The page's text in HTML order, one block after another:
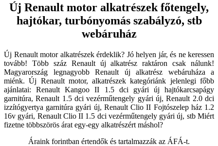
Új Renault motor alkatrészek főtengely,
hajtókar, turbónyomás szabályzó, stb
webáruház
Új Renault motor alkatrészek érdeklik? Jó helyen jár, és ne keressen
tovább! Több száz Renault új alkatrész raktáron csak nálunk!
Magyarország legnagyobb Renault új alkatrész webáruháza a
miénk. Új Renault motor, alkatrészek kategóriánk jelenlegi főbb
ajánlatai: Renault Kangoo II 1.5 dci gyári új hajtókarcsapágy
garnitúra, Renault 1.5 dci vezérműtengely gyári új, Renault 2.0 dci
izzítógyertya garnitúra gyári új, Renault Clio II Fojtószelep ház 1.2
16v gyári, Renault Clio II 1.5 dci vezérműtengely gyári új, stb Miért
fizetne többszörös árat egy-egy alkatrészért máshol?
Áraink forintban értendők és tartalmazzák az ÁFÁ-t.